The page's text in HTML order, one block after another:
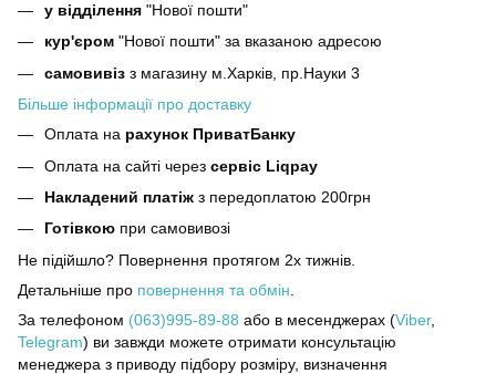
у відділення "Нової пошти"
кур'єром "Нової пошти" за вказаною адресою
самовивіз з магазину м.Харків, пр.Науки 3
Більше інформації про доставку
Оплата на рахунок ПриватБанку
Оплата на сайті через сервіс Liqpay
Накладений платіж з передоплатою 200грн
Готівкою при самовивозі
Не підійшло? Повернення протягом 2х тижнів.
Детальніше про повернення та обмін
За телефоном (063)995-89-88 або в месенджерах (Viber,
Telegram) ви завжди можете отримати консультацію
менеджера з приводу підбору розміру, визначення